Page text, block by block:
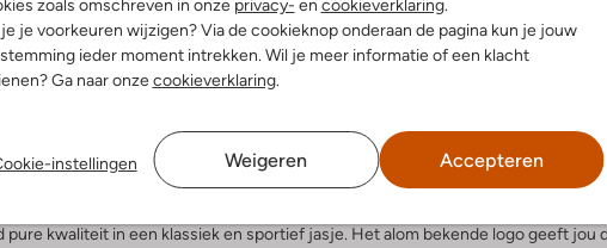
zoals omschreven in onze privacy- en cookieverklaring.
je voorkeuren wijzigen? Via de cookieknop onderaan de pagina kun je jouw
ieder moment intrekken. Wil je meer informatie of een klacht
Ga naar onzecookieverklaring.
instellingen Weigeren Accepteren
'80 introduceerde, wilde hij meteen de concurrentie aangaan met
hij licht conservatieve ontwerpen combineerde met eigentijdse elementen
was en nog lang zal blijven. Zijn oog voor trends en zijn focus op
hoeveel zorg besteed is aan het ontwerpen en fabriceren van je laarzen.
laarzen laten heren zien dat ze een stoere en actieve kant hebben, maar ook
soepele en robuuste zool. Heren kunnen op deze laarzen lange
uiterlijk van Tommy Hilfiger boots, zeker in combinatie met een
Het ligt eraan welk model je voorkeur heeft. Ga je voor de meest stoere
details, dan kun je erover denken om ze te combineren met een
kwaliteit in een klassiek en sportief jasje. Het alom bekende logo geeft jou